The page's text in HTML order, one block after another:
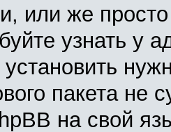
или же
узнать у
пакета не
на свой